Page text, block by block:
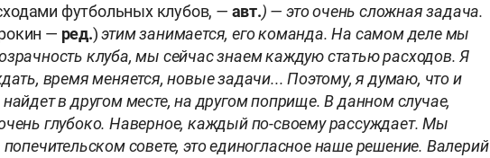
футбольных клубов, — авт.) — это очень сложная задача.
— ред.)этим занимается, его команда. На самом деле мы
клуба, мы сейчас знаем каждую статью расходов. Я
время меняется, новые задачи... Поэтому, я думаю, что и
в другом месте, на другом поприще. В данном случае,
глубоко. Наверное, каждый по-своему рассуждает. Мы
совете, это единогласное наше решение. Валерий